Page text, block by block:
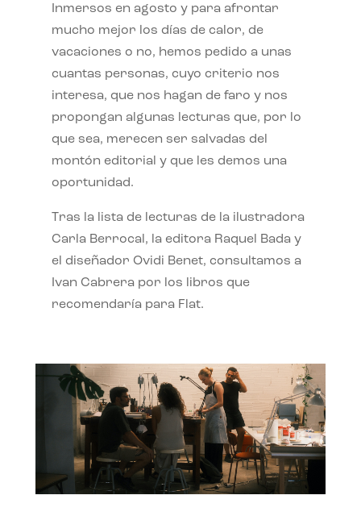
Inmersos en agosto y para afrontar
mucho mejor los días de calor, de
vacaciones o no, hemos pedido a unas
cuantas personas, cuyo criterio nos
interesa, que nos hagan de faro y nos
propongan algunas lecturas que, por lo
que sea, merecen ser salvadas del
montón editorial y que les demos una
oportunidad.
Tras la lista de lecturas de la ilustradora
Carla Berrocal, la editora Raquel Bada y
el diseñador Ovidi Benet, consultamos a
Ivan Cabrera por los libros que
recomendaría para Flat.